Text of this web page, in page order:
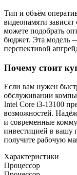
Тип и объём
видеопамяти
можете подобрать
бюджет. Эта модель
перспективой
Почему стоит
Если вам нужен
обслуживании
Intel Core i3-13100
возможностей.
и современные
инвестицией в вашу
получите рабочую
Характеристики
Процессор